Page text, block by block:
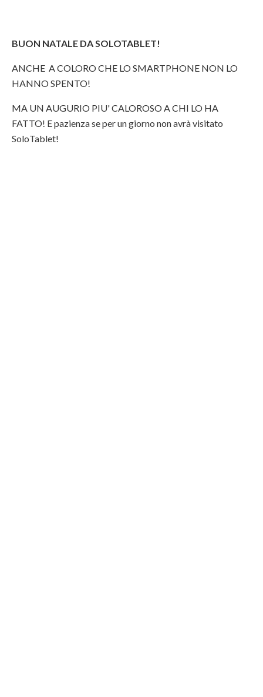
BUON NATALE DA SOLOTABLET!
ANCHE A COLORO CHE LO SMARTPHONE NON LO
HANNO SPENTO!
MA UN AUGURIO PIU' CALOROSO A CHI LO HA
FATTO! E pazienza se per un giorno non avrà visitato
SoloTablet!